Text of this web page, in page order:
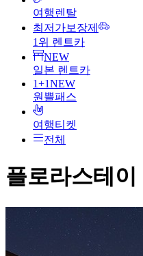
여행렌탈
최저가보장제
1위 렌트카
NEW
일본 렌트카
1+1NEW
원쁠패스
여행티켓
전체
플로라스테이